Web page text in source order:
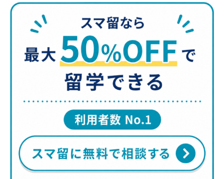
：学校によって、学生寮やホームステ
イ先を提供していることもある
サポート体制：日本人カウンセラーがいるか。学生
へのサポート体制がしっかりしていることも大切
：英語環境に浸るなら、日本人の少ない学
：予算より大幅にオーバーしないか